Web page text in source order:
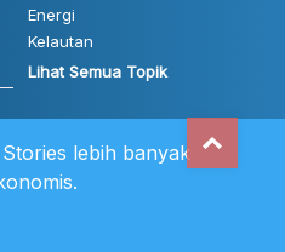
Energi
Kelautan
Lihat Semua Topik
lebih banyak